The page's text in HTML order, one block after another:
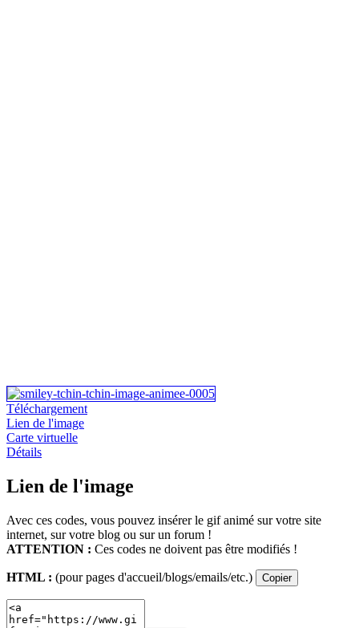
Téléchargement
Lien de l'image
Carte virtuelle
Détails
Lien de l'image
Avec ces codes, vous pouvez insérer le gif animé sur votre site
internet, sur votre blog ou sur un forum !
ATTENTION : Ces codes ne doivent pas être modifiés !
HTML : (pour pages d'accueil/blogs/emails/etc.) Copier